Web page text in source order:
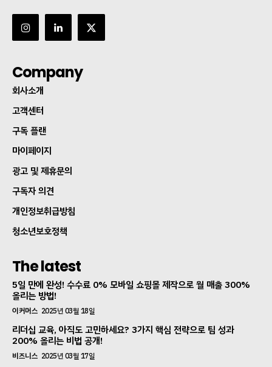
Company
회사소개
고객센터
구독 플랜
마이페이지
광고 및 제휴문의
구독자 의견
개인정보취급방침
청소년보호정책
The latest
5일 만에 완성! 수수료 0% 모바일 쇼핑몰 제작으로 월 매출 300%
올리는 방법!
이커머스 2025년 03월 18일
리더십 교육, 아직도 고민하세요? 3가지 핵심 전략으로 팀 성과
200% 올리는 비법 공개!
비즈니스 2025년 03월 17일